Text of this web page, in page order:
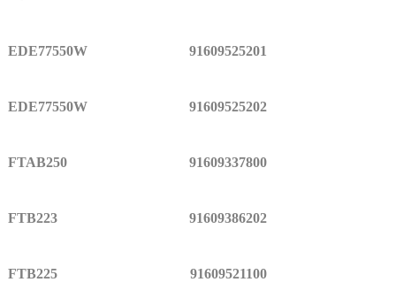
EDE77550W 91609525201
EDE77550W 91609525202
FTAB250 91609337800
FTB223 91609386202
FTB225 91609521100